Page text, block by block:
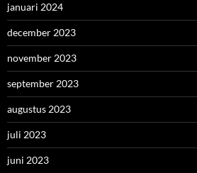
januari 2024
december 2023
november 2023
september 2023
augustus 2023
juli 2023
juni 2023